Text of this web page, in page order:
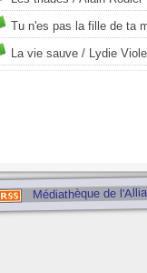
Tu n'es pas la fille de ta
La vie sauve / Lydie
Médiathèque de